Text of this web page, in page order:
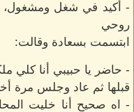
- أكيد في شغل ومشغول،
روحي
ابتسمت بسعادة وقالت:
- حاضر يا حبيبي أنا كلي
قبلها ثم عاد وجلس مرة
- اه صحيح أنا خليت